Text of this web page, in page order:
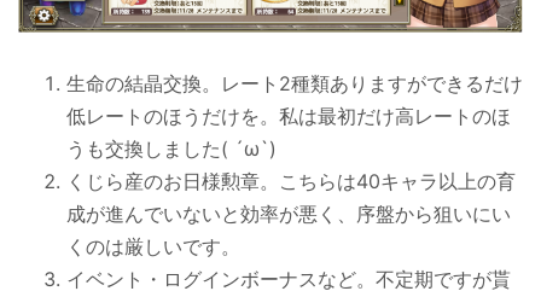
生命の結晶交換。レート2種類ありますができるだけ
低レートのほうだけを。私は最初だけ高レートのほ
うも交換しました( ´ω`)
くじら産のお日様勲章。こちらは40キャラ以上の育
成が進んでいないと効率が悪く、序盤から狙いにい
くのは厳しいです。
イベント・ログインボーナスなど。不定期ですが貰